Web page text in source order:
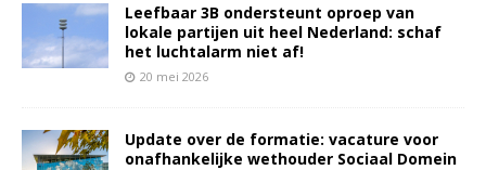
Leefbaar 3B ondersteunt oproep van
lokale partijen uit heel Nederland: schaf
het luchtalarm niet af!
20 mei 2026
Update over de formatie: vacature voor
onafhankelijke wethouder Sociaal Domein